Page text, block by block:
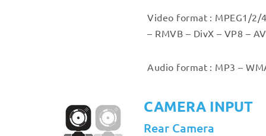
Video format : MPEG1/2/
– RMVB – DivX – VP8 –
Audio format : MP3 –
CAMERA INPUT
Rear Camera